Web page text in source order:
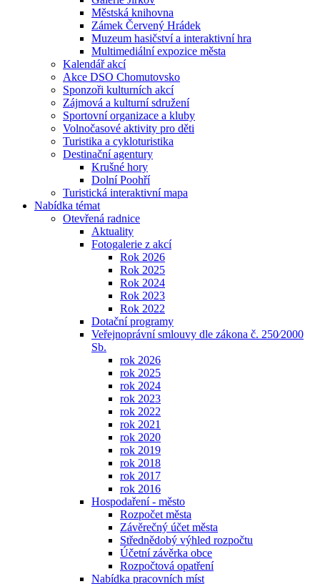
Městská knihovna
Zámek Červený Hrádek
Muzeum hasičství a interaktivní hra
Multimediální expozice města
Kalendář akcí
Akce DSO Chomutovsko
Sponzoři kulturních akcí
Zájmová a kulturní sdružení
Sportovní organizace a kluby
Volnočasové aktivity pro děti
Turistika a cykloturistika
Destinační agentury
Krušné hory
Dolní Poohří
Turistická interaktivní mapa
Nabídka témat
Otevřená radnice
Aktuality
Fotogalerie z akcí
Rok 2026
Rok 2025
Rok 2024
Rok 2023
Rok 2022
Dotační programy
Veřejnoprávní smlouvy dle zákona č. 250⁄2000
Sb.
rok 2026
rok 2025
rok 2024
rok 2023
rok 2022
rok 2021
rok 2020
rok 2019
rok 2018
rok 2017
rok 2016
Hospodaření - město
Rozpočet města
Závěrečný účet města
Střednědobý výhled rozpočtu
Účetní závěrka obce
Rozpočtová opatření
Nabídka pracovních míst